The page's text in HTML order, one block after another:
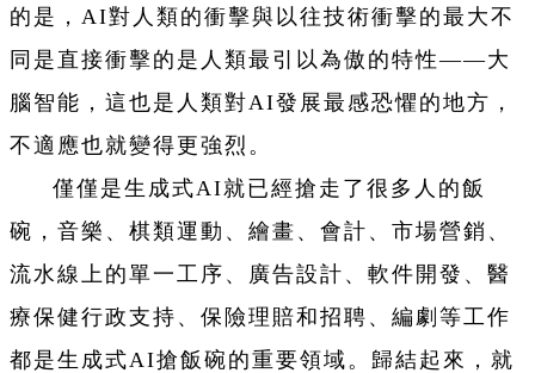
的是，AI對人類的衝擊與以往技術衝擊的最大不
同是直接衝擊的是人類最引以為傲的特性——大
腦智能，這也是人類對AI發展最感恐懼的地方，
不適應也就變得更強烈。
僅僅是生成式AI就已經搶走了很多人的飯
碗，音樂、棋類運動、繪畫、會計、市場營銷、
流水線上的單一工序、廣告設計、軟件開發、醫
療保健行政支持、保險理賠和招聘、編劇等工作
都是生成式AI搶飯碗的重要領域。歸結起來，就